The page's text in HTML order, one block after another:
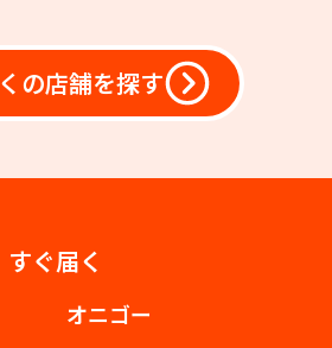
の店舗を探す
ぐ届く
オニゴー